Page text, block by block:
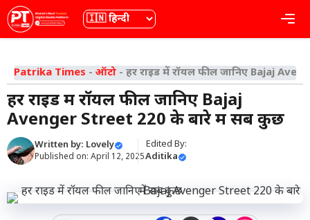
Skip
to
content
भाषा
Patrika Times - ऑटो - हर राइड में रॉयल फील जानिए Bajaj
हर राइड में रॉयल फील जानिए Bajaj
Avenger Street 220 के बारे में सब कुछ
Written by: Lovely
Published on: April 12, 2025
Edited By:
Aditika